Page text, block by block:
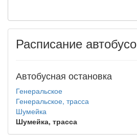
Расписание
Автобусная остановка
Генеральское
Генеральское, трасса
Шумейка
Шумейка, трасса